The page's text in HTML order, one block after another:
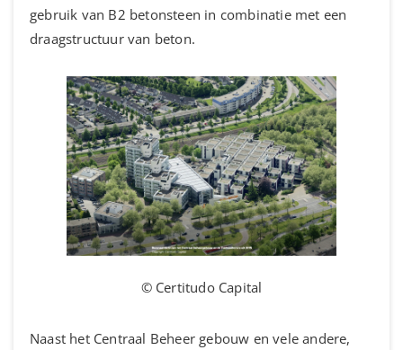
gebruik van B2 betonsteen in combinatie met een
draagstructuur van beton.
© Certitudo Capital
Naast het Centraal Beheer gebouw en vele andere,